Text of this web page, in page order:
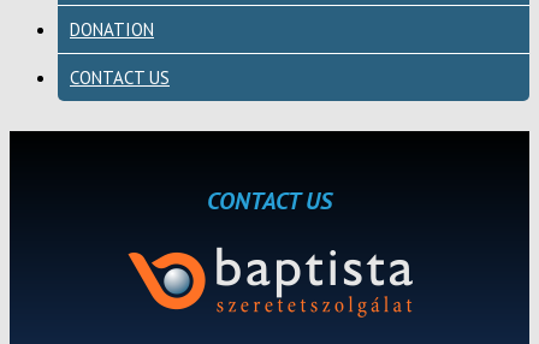
DONATION
CONTACT US
CONTACT US